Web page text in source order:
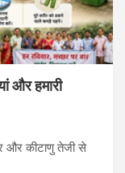
और हमारी
और कीटाणु तेजी से